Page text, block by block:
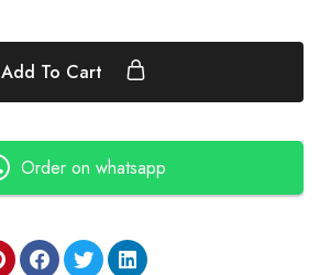
Add To Cart
Order on whatsapp